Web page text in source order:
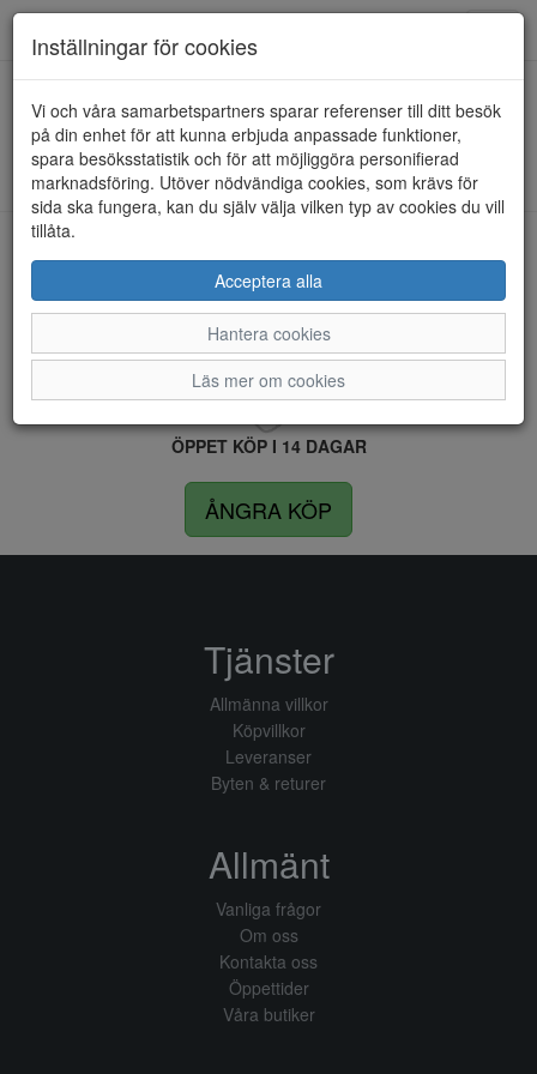
HEM RIEKER
Kunde inte hitta några artiklar...
LEVERANS INOM 4 DAGAR INOM SVERIGE
FRI FRAKT VID KÖP ÖVER 1.500 KR
ÖPPET KÖP I 14 DAGAR
ÅNGRA KÖP
Inställningar för cookies
Vi och våra samarbetspartners sparar referenser till ditt besök
på din enhet för att kunna erbjuda anpassade funktioner,
spara besöksstatistik och för att möjliggöra personifierad
marknadsföring. Utöver nödvändiga cookies, som krävs för
sida ska fungera, kan du själv välja vilken typ av cookies du vill
tillåta.
Acceptera alla
Hantera cookies
Läs mer om cookies
Tjänster
Allmänna villkor
Köpvillkor
Leveranser
Byten & returer
Allmänt
Vanliga frågor
Om oss
Kontakta oss
Öppettider
Våra butiker